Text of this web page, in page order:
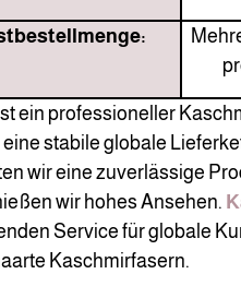
ein professioneller
stabile globale
wir eine zuverlässige
wir hohes Ansehen.
Service für globale
Kaschmirfasern.